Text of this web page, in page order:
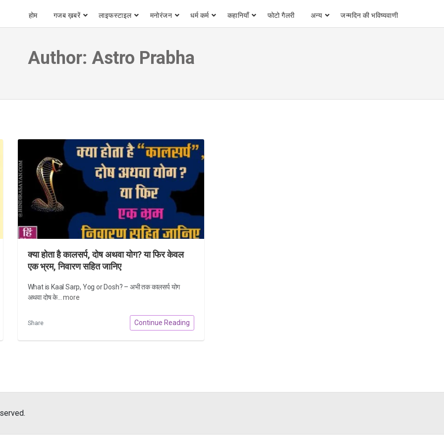
होम गजब ख़बरें लाइफस्टाइल मनोरंजन धर्म कर्म कहानियाँ फोटो गैलरी अन्य जन्मदिन की भविष्यवाणी
Author: Astro Prabha
क्या होता है कालसर्प, दोष अथवा योग? या फिर केवल
एक भ्रम, निवारण सहित जानिए
What is Kaal Sarp, Yog or Dosh? – अभी तक कालसर्प योग
अथवा दोष के...more
Share Continue Reading